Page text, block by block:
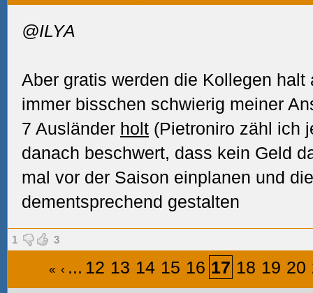
@ILYA
Aber gratis werden die Kollegen
immer bisschen schwierig meiner
7 Ausländer holt (Pietroniro zähl ich
danach beschwert, dass kein Geld
mal vor der Saison einplanen und
dementsprechend gestalten
1 3
« ‹ ... 12 13 14 15 16 17 18 19 20